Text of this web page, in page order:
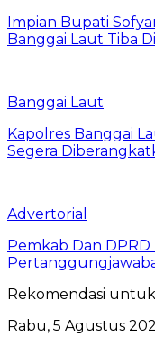
Impian Bupati
Banggai Laut Tiba
Banggai Laut
Kapolres Banggai
Segera
Advertorial
Pemkab Dan DPRD
Rekomendasi
Rabu, 5 Agustus